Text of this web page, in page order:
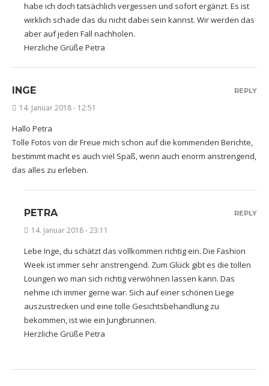
habe ich doch tatsächlich vergessen und sofort ergänzt. Es ist
wirklich schade das du nicht dabei sein kannst. Wir werden das
aber auf jeden Fall nachholen.
Herzliche Grüße Petra
INGE
14. Januar 2018 - 12:51
Hallo Petra
Tolle Fotos von dir Freue mich schon auf die kommenden Berichte,
bestimmt macht es auch viel Spaß, wenn auch enorm anstrengend,
das alles zu erleben.
REPLY
PETRA
14. Januar 2018 - 23:11
Lebe Inge, du schätzt das vollkommen richtig ein. Die Fashion
Week ist immer sehr anstrengend. Zum Glück gibt es die tollen
Loungen wo man sich richtig verwöhnen lassen kann. Das
nehme ich immer gerne war. Sich auf einer schönen Liege
auszustrecken und eine tolle Gesichtsbehandlung zu
bekommen, ist wie ein Jungbrunnen.
Herzliche Grüße Petra
REPLY